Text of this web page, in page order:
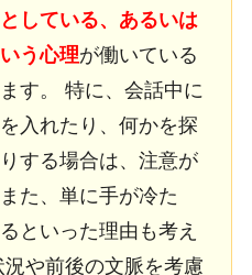
している、あるいは
う心理が働いている
す。 特に、会話中に
入れたり、何かを探
する場合は、注意が
た、単に手が冷た
といった理由も考え
や前後の文脈を考慮